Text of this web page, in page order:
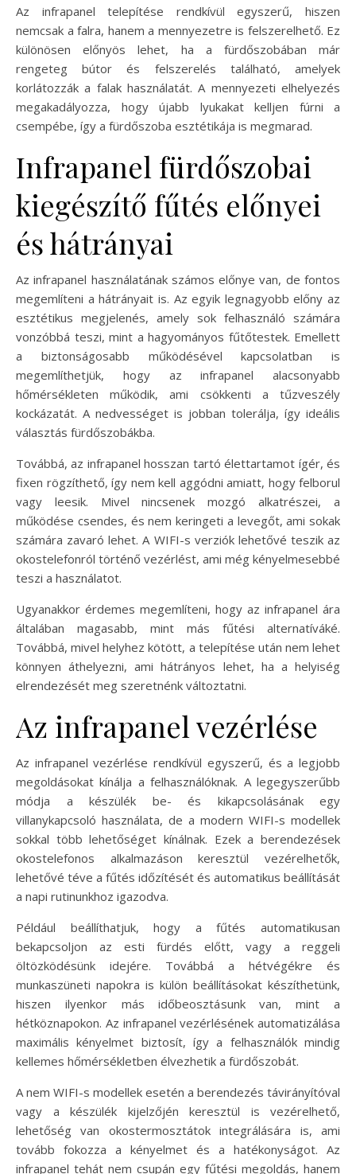
Az infrapanel telepítése rendkívül egyszerű, hiszen
nemcsak a falra, hanem a mennyezetre is felszerelhető. Ez
különösen előnyös lehet, ha a fürdőszobában már
rengeteg bútor és felszerelés található, amelyek
korlátozzák a falak használatát. A mennyezeti elhelyezés
megakadályozza, hogy újabb lyukakat kelljen fúrni a
csempébe, így a fürdőszoba esztétikája is megmarad.
Infrapanel fürdőszobai
kiegészítő fűtés előnyei
és hátrányai
Az infrapanel használatának számos előnye van, de fontos
megemlíteni a hátrányait is. Az egyik legnagyobb előny az
esztétikus megjelenés, amely sok felhasználó számára
vonzóbbá teszi, mint a hagyományos fűtőtestek. Emellett
a biztonságosabb működésével kapcsolatban is
megemlíthetjük, hogy az infrapanel alacsonyabb
hőmérsékleten működik, ami csökkenti a tűzveszély
kockázatát. A nedvességet is jobban tolerálja, így ideális
választás fürdőszobákba.
Továbbá, az infrapanel hosszan tartó élettartamot ígér, és
fixen rögzíthető, így nem kell aggódni amiatt, hogy felborul
vagy leesik. Mivel nincsenek mozgó alkatrészei, a
működése csendes, és nem keringeti a levegőt, ami sokak
számára zavaró lehet. A WIFI-s verziók lehetővé teszik az
okostelefonról történő vezérlést, ami még kényelmesebbé
teszi a használatot.
Ugyanakkor érdemes megemlíteni, hogy az infrapanel ára
általában magasabb, mint más fűtési alternatíváké.
Továbbá, mivel helyhez kötött, a telepítése után nem lehet
könnyen áthelyezni, ami hátrányos lehet, ha a helyiség
elrendezését meg szeretnénk változtatni.
Az infrapanel vezérlése
Az infrapanel vezérlése rendkívül egyszerű, és a legjobb
megoldásokat kínálja a felhasználóknak. A legegyszerűbb
módja a készülék be- és kikapcsolásának egy
villanykapcsoló használata, de a modern WIFI-s modellek
sokkal több lehetőséget kínálnak. Ezek a berendezések
okostelefonos alkalmazáson keresztül vezérelhetők,
lehetővé téve a fűtés időzítését és automatikus beállítását
a napi rutinunkhoz igazodva.
Például beállíthatjuk, hogy a fűtés automatikusan
bekapcsoljon az esti fürdés előtt, vagy a reggeli
öltözködésünk idejére. Továbbá a hétvégékre és
munkaszüneti napokra is külön beállításokat készíthetünk,
hiszen ilyenkor más időbeosztásunk van, mint a
hétköznapokon. Az infrapanel vezérlésének automatizálása
maximális kényelmet biztosít, így a felhasználók mindig
kellemes hőmérsékletben élvezhetik a fürdőszobát.
A nem WIFI-s modellek esetén a berendezés távirányítóval
vagy a készülék kijelzőjén keresztül is vezérelhető,
lehetőség van okostermosztátok integrálására is, ami
tovább fokozza a kényelmet és a hatékonyságot. Az
infrapanel tehát nem csupán egy fűtési megoldás, hanem